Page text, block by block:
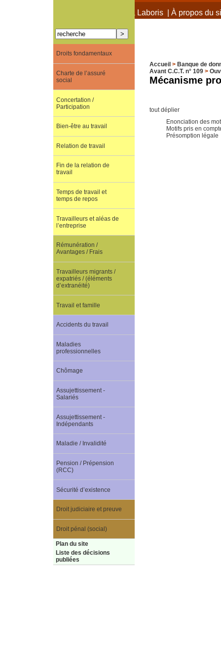
À propos de Terra Laboris| À propos du
Accueil > Banque de
Avant C.C.T. n° 109>
Mécanisme
tout déplier
Enonciation des
Motifs pris en
Présomption légale
Droits fondamentaux
Charte de l’assuré
social
Concertation /
Participation
Bien-être au travail
Relation de travail
Fin de la relation de
travail
Temps de travail et
temps de repos
Travailleurs et aléas de
l’entreprise
Rémunération /
Avantages / Frais
Travailleurs migrants /
expatriés / (éléments
d’extranéité)
Travail et famille
Accidents du travail
Maladies
professionnelles
Chômage
Assujettissement -
Salariés
Assujettissement -
Indépendants
Maladie / Invalidité
Pension / Prépension
(RCC)
Sécurité d’existence
Droit judiciaire et preuve
Droit pénal (social)
Plan du site
Liste des décisions
publiées